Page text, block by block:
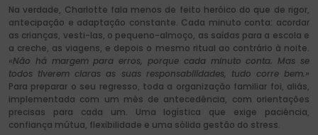
Na verdade, Charlotte fala menos de feito heróico do que de rigor,
antecipação e adaptação constante. Cada minuto conta: acordar
as crianças, vesti-las, o pequeno-almoço, as saídas para a escola e
a creche, as viagens, e depois o mesmo ritual ao contrário à noite.
«Não há margem para erros, porque cada minuto conta. Mas se
todos tiverem claras as suas responsabilidades, tudo corre bem.»
Para preparar o seu regresso, toda a organização familiar foi, aliás,
implementada com um mês de antecedência, com orientações
precisas para cada um. Uma logística que exige paciência,
confiança mútua, flexibilidade e uma sólida gestão do stress.